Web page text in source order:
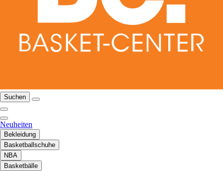
Suchen
Neuheiten
Bekleidung
Basketballschuhe
NBA
Basketbälle